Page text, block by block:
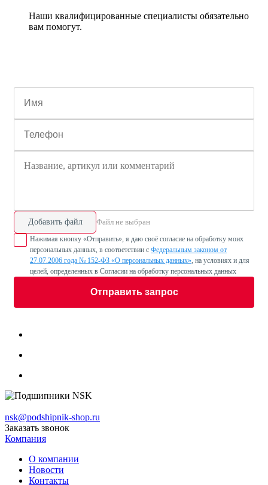
Наши квалифицированные специалисты обязательно
вам помогут.
Добавить файл Файл не выбран
Нажимая кнопку «Отправить», я даю своё согласие на обработку моих
персональных данных, в соответствии с Федеральным законом от
27.07.2006 года № 152-ФЗ «О персональных данных», на условиях и для
целей, определенных в Согласии на обработку персональных данных
Отправить запрос
nsk@podshipnik-shop.ru
Заказать звонок
Компания
О компании
Новости
Контакты